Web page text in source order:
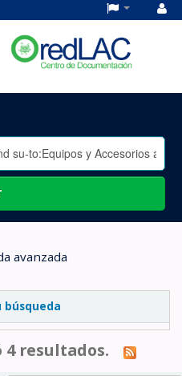
avanzada
búsqueda
4 resultados.